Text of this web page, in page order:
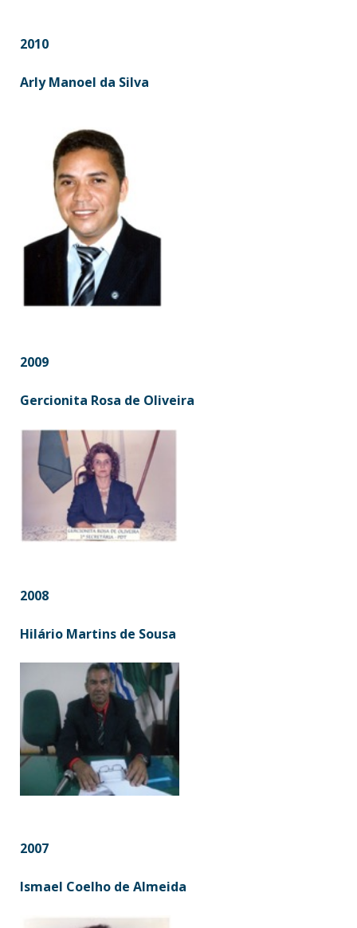
2010
Arly Manoel da Silva
2009
Gercionita Rosa de Oliveira
2008
Hilário Martins de Sousa
2007
Ismael Coelho de Almeida